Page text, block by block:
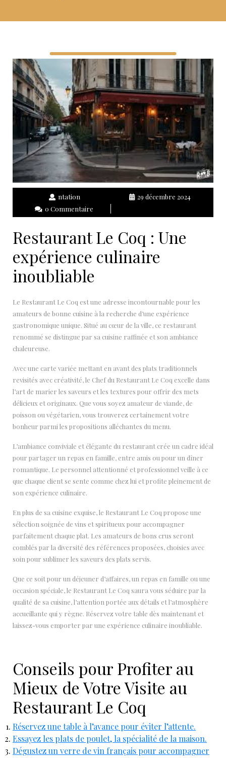
ntation
29 décembre 2024
0 Commentaire
Restaurant Le Coq : Une
expérience culinaire
inoubliable
Le Restaurant Le Coq est une adresse incontournable pour les
amateurs de bonne cuisine à la recherche d’une expérience
gastronomique unique. Situé au cœur de la ville, ce restaurant
renommé se distingue par sa cuisine raffinée et son ambiance
chaleureuse.
Avec une carte variée mettant en avant des plats traditionnels
revisités avec créativité, le Chef du Restaurant Le Coq excelle dans
l’art de marier les saveurs et les textures pour offrir des mets
délicieux et originaux. Que vous soyez amateur de viande, de
poisson ou végétarien, vous trouverez certainement votre
bonheur parmi les propositions alléchantes du menu.
L’ambiance conviviale et élégante du restaurant crée un cadre idéal
pour partager un repas en famille, entre amis ou pour un dîner
romantique. Le personnel attentionné et professionnel veille à ce
que chaque client se sente comme chez lui et profite pleinement de
son expérience culinaire.
En plus de sa cuisine exquise, le Restaurant Le Coq propose une
sélection soignée de vins et spiritueux pour accompagner
parfaitement chaque plat. Les amateurs de bons crus seront
comblés par la diversité des références proposées, choisies avec
soin pour sublimer les saveurs des plats servis.
Que ce soit pour un déjeuner d’affaires, un repas en famille ou une
occasion spéciale, le Restaurant Le Coq saura vous séduire par la
qualité de sa cuisine, l’attention portée aux détails et l’atmosphère
accueillante qui y règne. Réservez votre table dès maintenant et
laissez-vous emporter par une expérience culinaire inoubliable.
Conseils pour Profiter au
Mieux de Votre Visite au
Restaurant Le Coq
Réservez une table à l’avance pour éviter l’attente.
Essayez les plats de poulet, la spécialité de la maison.
Dégustez un verre de vin français pour accompagner